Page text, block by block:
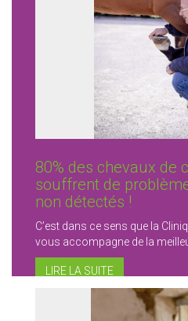
80% des chevaux de
souffrent de
non détectés !
C’est dans ce sens que la
vous accompagne de la
LIRE LA SUITE